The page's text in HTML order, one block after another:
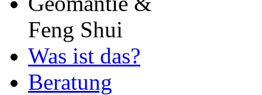
Feng Shui
Was ist das?
Beratung